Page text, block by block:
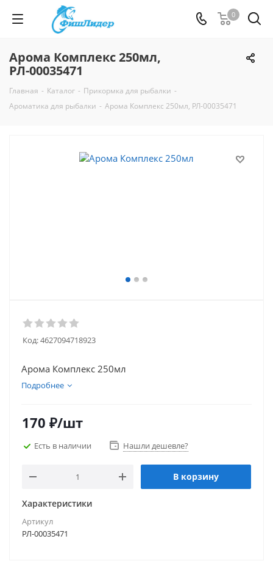
0
Арома Комплекс 250мл,
РЛ-00035471
Главная - Каталог - Прикормка для рыбалки -
Ароматика для рыбалки - Арома Комплекс 250мл, РЛ-00035471
Код:4627094718923
Арома Комплекс 250мл
Подробнее
170 ₽/шт
Есть в наличии Нашли дешевле?
В корзину
Характеристики
Артикул
РЛ-00035471